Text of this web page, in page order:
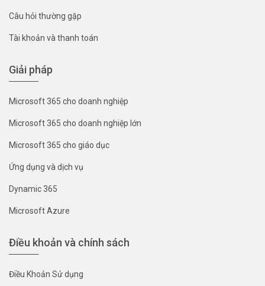
Câu hỏi thường gặp
Tài khoản và thanh toán
Giải pháp
Microsoft 365 cho doanh nghiệp
Microsoft 365 cho doanh nghiệp lớn
Microsoft 365 cho giáo dục
Ứng dụng và dịch vụ
Dynamic 365
Microsoft Azure
Điều khoản và chính sách
Điều Khoản Sử dụng